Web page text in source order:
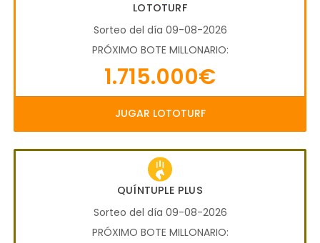
LOTOTURF
Sorteo del día 09-08-2026
PRÓXIMO BOTE MILLONARIO:
1.715.000€
JUGAR LOTOTURF
QUÍNTUPLE PLUS
Sorteo del día 09-08-2026
PRÓXIMO BOTE MILLONARIO: